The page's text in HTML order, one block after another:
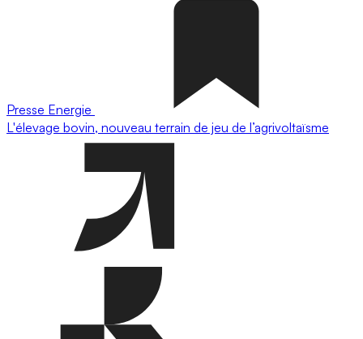
Presse Energie
L'élevage bovin, nouveau terrain de jeu de l’agrivoltaïsme